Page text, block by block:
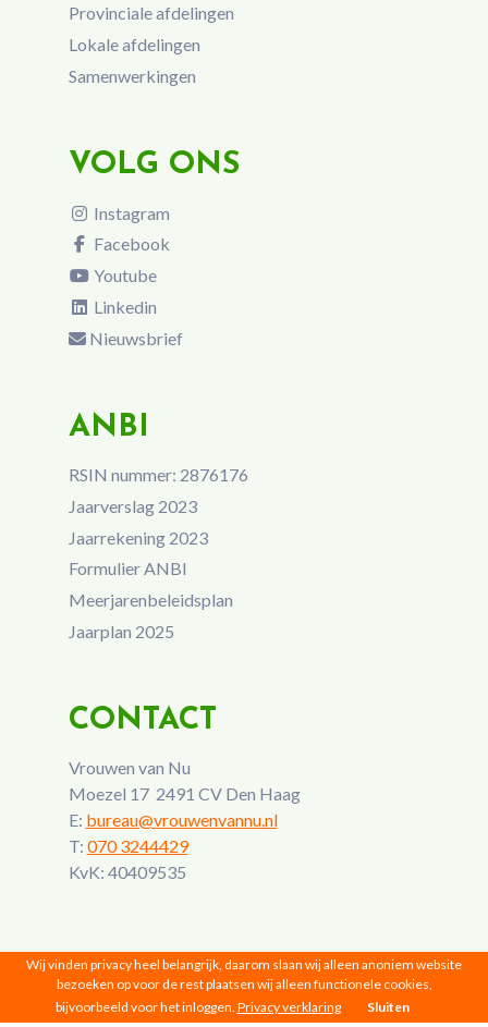
Provinciale afdelingen
Lokale afdelingen
Samenwerkingen
VOLG ONS
Instagram
Facebook
Youtube
Linkedin
Nieuwsbrief
ANBI
RSIN nummer: 2876176
Jaarverslag 2023
Jaarrekening 2023
Formulier ANBI
Meerjarenbeleidsplan
Jaarplan 2025
CONTACT
Vrouwen van Nu
Moezel 17 2491 CV Den Haag
E: bureau@vrouwenvannu.nl
T: 070 3244429
KvK: 40409535
Vrouwen van Nu © 2026 |Privacy|Disclaimer
Wij vinden privacy heel belangrijk, daarom slaan wij alleen anoniem website
bezoeken op voor de rest plaatsen wij alleen functionele cookies,
bijvoorbeeld voor het inloggen. Privacy verklaring Sluiten